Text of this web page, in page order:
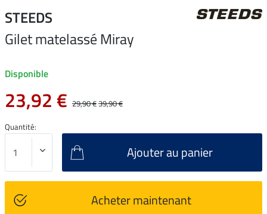
STEEDS
Gilet matelassé Miray
Disponible
23,92 € 29,90 €39,90 €
Quantité:
Ajouter au panier
Acheter maintenant